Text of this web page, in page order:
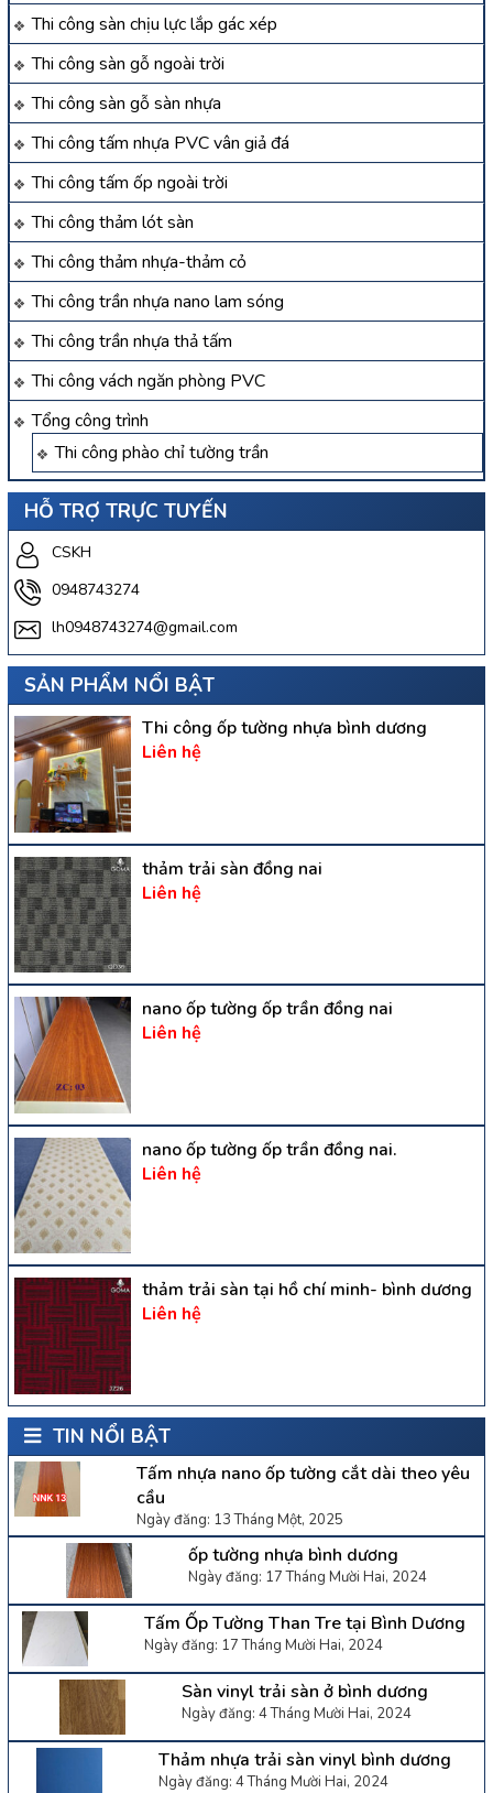
Thi công sàn chịu lực lắp gác xép
Thi công sàn gỗ ngoài trời
Thi công sàn gỗ sàn nhựa
Thi công tấm nhựa PVC vân giả đá
Thi công tấm ốp ngoài trời
Thi công thảm lót sàn
Thi công thảm nhựa-thảm cỏ
Thi công trần nhựa nano lam sóng
Thi công trần nhựa thả tấm
Thi công vách ngăn phòng PVC
Tổng công trình
Thi công phào chỉ tường trần
HỖ TRỢ TRỰC TUYẾN
CSKH
0948743274
lh0948743274@gmail.com
SẢN PHẨM NỔI BẬT
Thi công ốp tường nhựa bình dương
Liên hệ
thảm trải sàn đồng nai
Liên hệ
nano ốp tường ốp trần đồng nai
Liên hệ
nano ốp tường ốp trần đồng nai.
Liên hệ
thảm trải sàn tại hồ chí minh- bình dương
Liên hệ
TIN NỔI BẬT
Tấm nhựa nano ốp tường cắt dài theo yêu
cầu
Ngày đăng: 13 Tháng Một, 2025
ốp tường nhựa bình dương
Ngày đăng: 17 Tháng Mười Hai, 2024
Tấm Ốp Tường Than Tre tại Bình Dương
Ngày đăng: 17 Tháng Mười Hai, 2024
Sàn vinyl trải sàn ở bình dương
Ngày đăng: 4 Tháng Mười Hai, 2024
Thảm nhựa trải sàn vinyl bình dương
Ngày đăng: 4 Tháng Mười Hai, 2024